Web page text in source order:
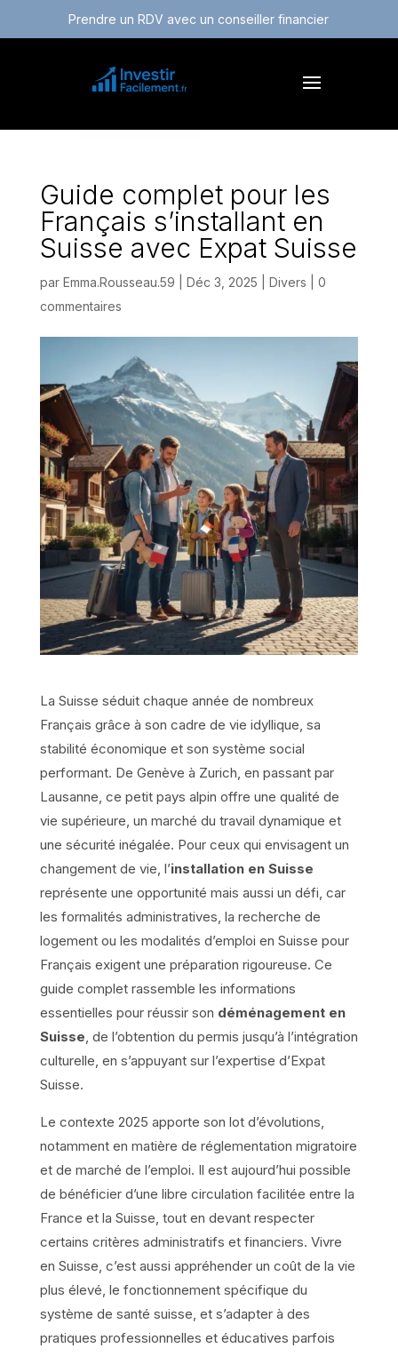
Prendre un RDV avec un conseiller financier
Guide complet pour les
Français s’installant en
Suisse avec Expat Suisse
par Emma.Rousseau.59 Déc 3, 2025 Divers
0
commentaires
La Suisse séduit chaque année de nombreux
Français grâce à son cadre de vie idyllique, sa
stabilité économique et son système social
performant. De Genève à Zurich, en passant par
Lausanne, ce petit pays alpin offre une qualité de
vie supérieure, un marché du travail dynamique et
une sécurité inégalée. Pour ceux qui envisagent un
changement de vie, l’installation en Suisse
représente une opportunité mais aussi un défi, car
les formalités administratives, la recherche de
logement ou les modalités d’emploi en Suisse pour
Français exigent une préparation rigoureuse. Ce
guide complet rassemble les informations
essentielles pour réussir son déménagement en
Suisse, de l’obtention du permis jusqu’à l’intégration
culturelle, en s’appuyant sur l’expertise d’Expat
Suisse.
Le contexte 2025 apporte son lot d’évolutions,
notamment en matière de réglementation migratoire
et de marché de l’emploi. Il est aujourd’hui possible
de bénéficier d’une libre circulation facilitée entre la
France et la Suisse, tout en devant respecter
certains critères administratifs et financiers. Vivre
en Suisse, c’est aussi appréhender un coût de la vie
plus élevé, le fonctionnement spécifique du
système de santé suisse, et s’adapter à des
pratiques professionnelles et éducatives parfois